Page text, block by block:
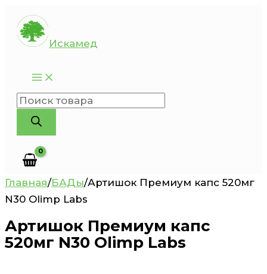
Перейти
содержимому
Искамед
Поиск
товаров
Главная/БАДы/Артишок Премиум капс 520мг
N30 Olimp Labs
Артишок Премиум капс
520мг N30 Olimp Labs